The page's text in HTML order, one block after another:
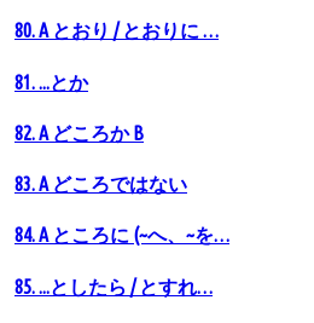
80. А とおり / とおりに …
81. ...とか
82. A どころか B
83. A どころではない
84. A ところに (~へ、~を…
85. ...としたら / とすれ…